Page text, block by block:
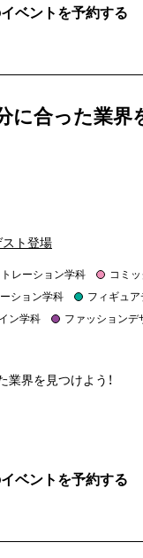
ベントを予約する
に合った業界
ト登場
レーション学科 コミ
ション学科 フィギュ
ン学科 ファッションデ
界を見つけよう！
ベントを予約する